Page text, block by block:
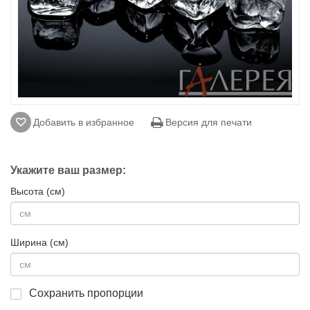
Добавить в избранное Версия для печати
Укажите ваш размер:
Высота (см)
Ширина (см)
Сохранить пропорции